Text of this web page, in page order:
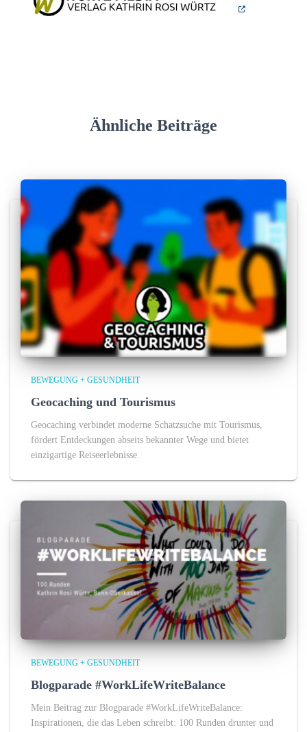
Ähnliche Beiträge
BEWEGUNG + GESUNDHEIT
Geocaching und Tourismus
Geocaching verbindet moderne Schatzsuche mit Tourismus,
fördert Entdeckungen abseits bekannter Wege und bietet
einzigartige Reiseerlebnisse.
BEWEGUNG + GESUNDHEIT
Blogparade #WorkLifeWriteBalance
Mein Beitrag zur Blogparade #WorkLifeWriteBalance:
Inspirationen, die das Leben schreibt: 100 Runden drunter und